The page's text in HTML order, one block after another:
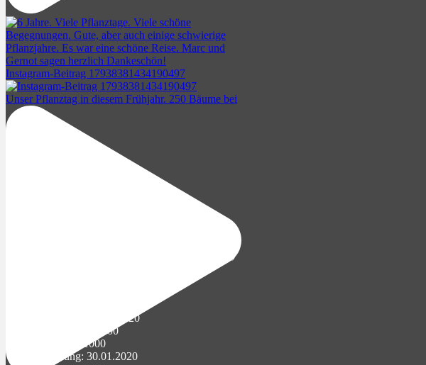
Instagram-Beitrag 17938381434190497
Unser Pflanztag in diesem Frühjahr. 250 Bäume bei
Projekt #1 – Waldgarten (geschlossen)
Zeitpunkt Aufforstung: Q1/20
Anzahl der Bäume: 1000
Bäume verkauft: 1000
Veröffentlichung: 30.01.2020